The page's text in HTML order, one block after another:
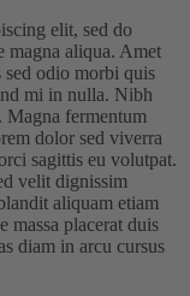
elit, sed do
magna aliqua. Amet
odio morbi quis
mi in nulla. Nibh
Magna fermentum
dolor sed viverra
sagittis eu volutpat.
velit dignissim
aliquam etiam
massa placerat duis
diam in arcu cursus